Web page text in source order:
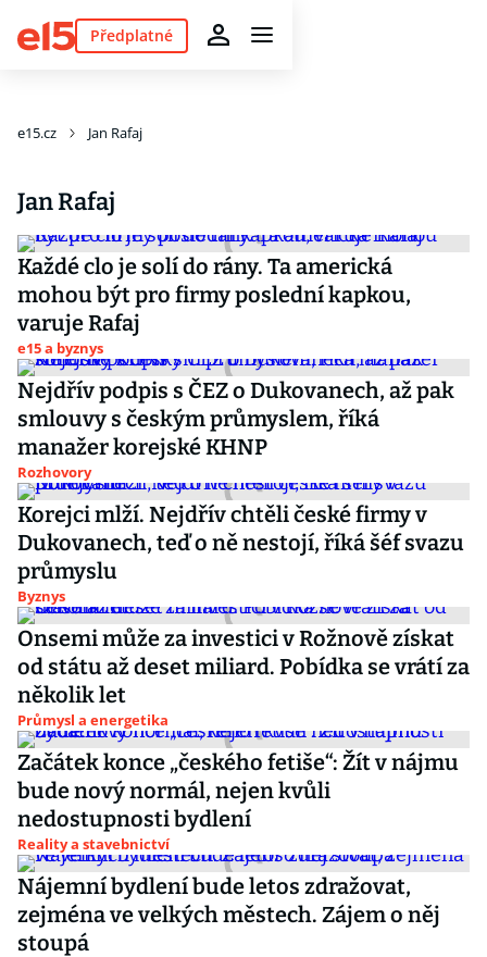
Předplatné
e15.cz Jan Rafaj
Jan Rafaj
Každé clo je solí do rány. Ta americká
mohou být pro firmy poslední kapkou,
varuje Rafaj
e15 a byznys
Nejdřív podpis s ČEZ o Dukovanech, až pak
smlouvy s českým průmyslem, říká
manažer korejské KHNP
Rozhovory
Korejci mlží. Nejdřív chtěli české firmy v
Dukovanech, teď o ně nestojí, říká šéf svazu
průmyslu
Byznys
Onsemi může za investici v Rožnově získat
od státu až deset miliard. Pobídka se vrátí za
několik let
Průmysl a energetika
Začátek konce „českého fetiše“: Žít v nájmu
bude nový normál, nejen kvůli
nedostupnosti bydlení
Reality a stavebnictví
Nájemní bydlení bude letos zdražovat,
zejména ve velkých městech. Zájem o něj
stoupá